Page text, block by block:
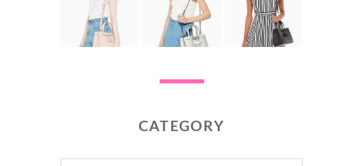
CATEGORY